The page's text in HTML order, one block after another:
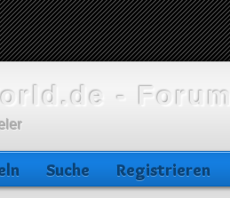
- Forum
Suche Registrieren